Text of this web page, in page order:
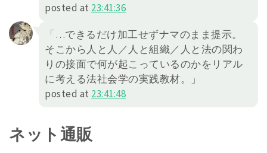
posted at 23:41:36
「…できるだけ加工せずナマのまま提示。
そこから人と人／人と組織／人と法の関わ
りの接面で何が起こっているのかをリアル
に考える法社会学の実践教材。」
posted at 23:41:48
ネット通販